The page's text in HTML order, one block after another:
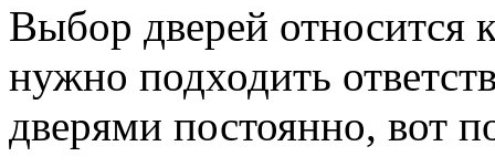
Выбор дверей относится
нужно подходить
дверями постоянно, вот